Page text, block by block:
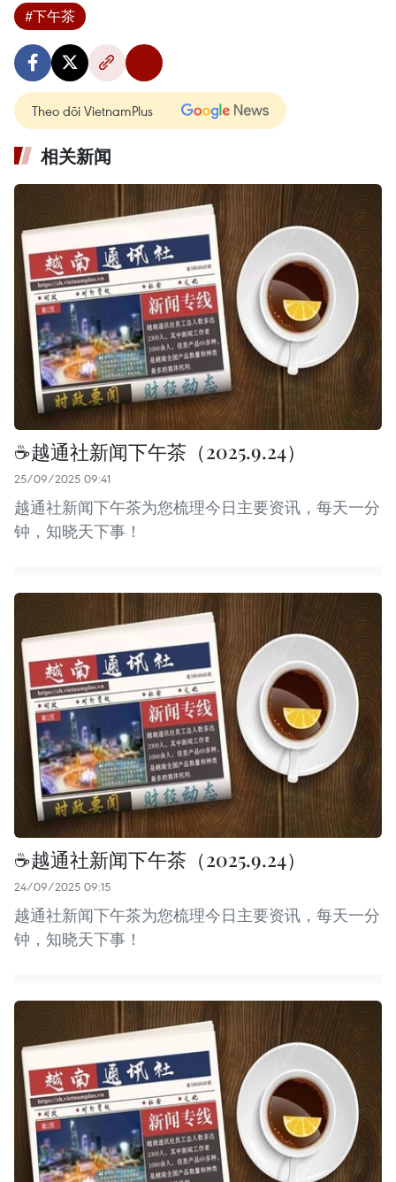
#下午茶
Theo dõi VietnamPlus
相关新闻
☕️越通社新闻下午茶（2025.9.24）
25/09/2025 09:41
越通社新闻下午茶为您梳理今日主要资讯，每天一分
钟，知晓天下事！
☕️越通社新闻下午茶（2025.9.24）
24/09/2025 09:15
越通社新闻下午茶为您梳理今日主要资讯，每天一分
钟，知晓天下事！